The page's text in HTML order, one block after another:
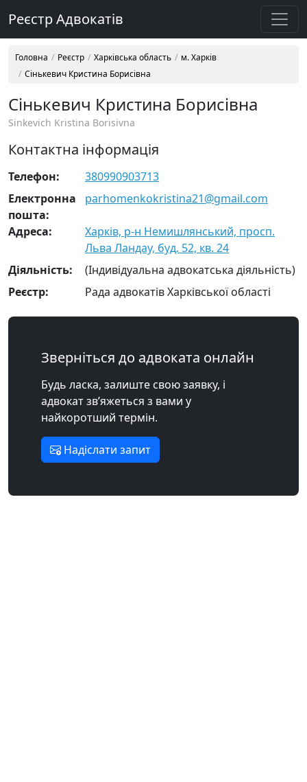
Реєстр Адвокатів
Головна Реєстр Харківська область
м. Харків
Сінькевич Кристина Борисівна
Сінькевич Кристина Борисівна
Sinkevich Kristina Borisivna
Контактна інформація
Телефон:
380990903713
Електронна
пошта:
parhomenkokristina21@gmail.com
Адреса:
Харків, р-н Немишлянський, просп.
Льва Ландау, буд. 52, кв. 24
Діяльність:
(Індивідуальна адвокатська діяльність)
Реєстр:
Рада адвокатів Харківської області
Зверніться до адвоката онлайн
Будь ласка, залиште свою заявку, і
адвокат зв’яжеться з вами у
найкоротший термін.
Надіслати запит